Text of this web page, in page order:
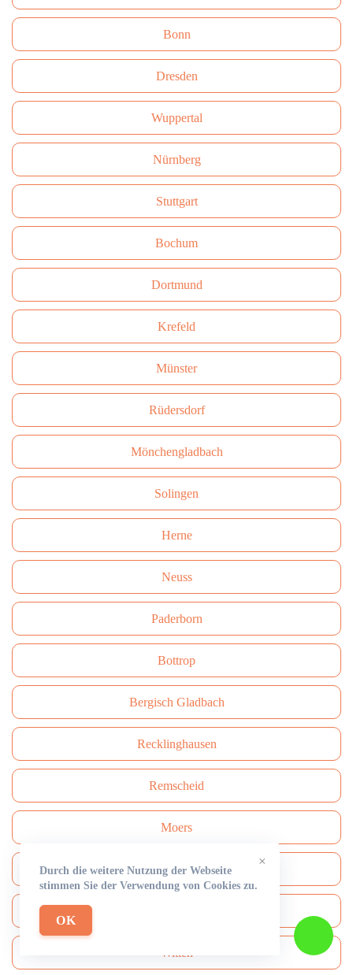
Bonn
Dresden
Wuppertal
Nürnberg
Stuttgart
Bochum
Dortmund
Krefeld
Münster
Rüdersdorf
Mönchengladbach
Solingen
Herne
Neuss
Paderborn
Bottrop
Bergisch Gladbach
Recklinghausen
Remscheid
Moers
Siegen
Witten
×
Durch die weitere Nutzung der Webseite
stimmen Sie der Verwendung von Cookies zu.
OK